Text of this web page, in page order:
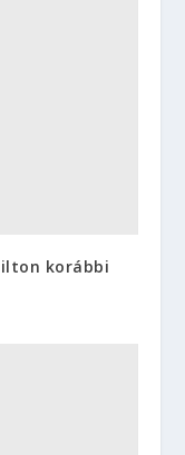
korábbi